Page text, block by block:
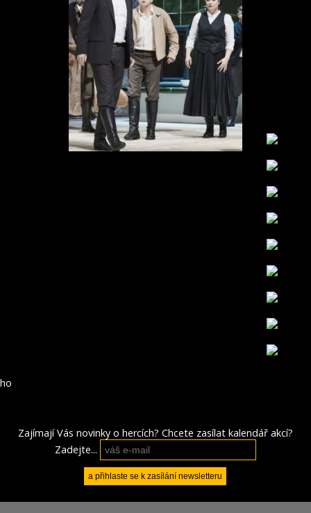
ho
Zajímají Vás novinky o hercích? Chcete zasílat kalendář akcí?
Zadejte...